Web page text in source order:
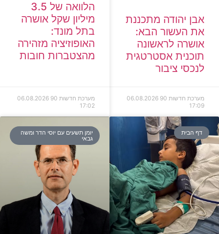
אבן יהודה מתכננת
את העשור הבא:
אושרה לראשונה
תוכנית אסטרטגית
לנכסי ציבור
מערכת חדשות 90
06.08.2026
17:09
הלוואה של 3.5
מיליון שקל אושרה
בתל מונד:
האופוזיציה מזהירה
מהצטברות חובות
מערכת חדשות 90
06.08.2026
17:02
דף הבית
יומן תשעים עם יוסי הדר ומשה
גבאי